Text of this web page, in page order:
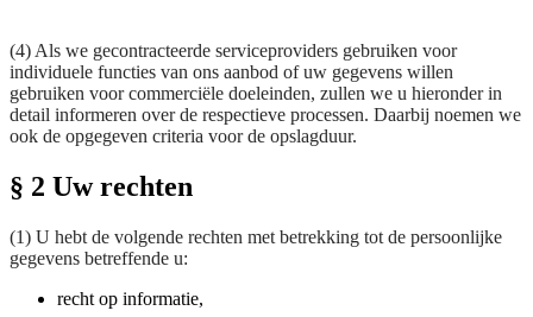
(4) Als we gecontracteerde serviceproviders gebruiken voor
individuele functies van ons aanbod of uw gegevens willen
gebruiken voor commerciële doeleinden, zullen we u hieronder in
detail informeren over de respectieve processen. Daarbij noemen we
ook de opgegeven criteria voor de opslagduur.
§ 2 Uw rechten
(1) U hebt de volgende rechten met betrekking tot de persoonlijke
gegevens betreffende u:
recht op informatie,